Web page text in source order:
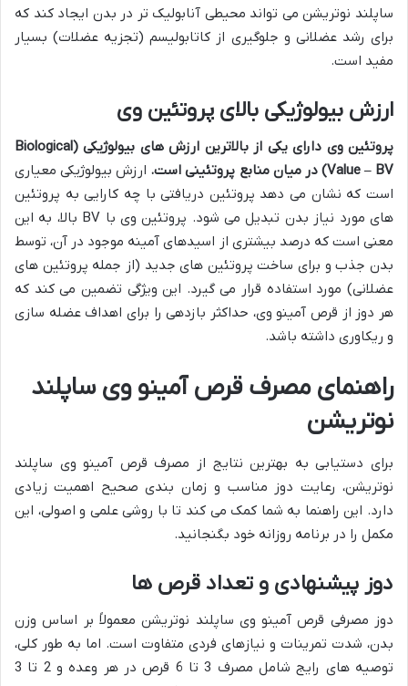
ساپلند نوتریشن می تواند محیطی آنابولیک تر در بدن ایجاد کند که
برای رشد عضلانی و جلوگیری از کاتابولیسم (تجزیه عضلات) بسیار
مفید است.
ارزش بیولوژیکی بالای پروتئین وی
پروتئین وی دارای یکی از بالاترین ارزش های بیولوژیکی (Biological
Value – BV) در میان منابع پروتئینی است.
ارزش بیولوژیکی معیاری
است که نشان می دهد پروتئین دریافتی با چه کارایی به پروتئین
های مورد نیاز بدن تبدیل می شود. پروتئین وی با BV بالا، به این
معنی است که درصد بیشتری از اسیدهای آمینه موجود در آن، توسط
بدن جذب و برای ساخت پروتئین های جدید (از جمله پروتئین های
عضلانی) مورد استفاده قرار می گیرد. این ویژگی تضمین می کند که
هر دوز از قرص آمینو وی، حداکثر بازدهی را برای اهداف عضله سازی
و ریکاوری داشته باشد.
راهنمای مصرف قرص آمینو وی ساپلند
نوتریشن
برای دستیابی به بهترین نتایج از مصرف قرص آمینو وی ساپلند
نوتریشن، رعایت دوز مناسب و زمان بندی صحیح اهمیت زیادی
دارد. این راهنما به شما کمک می کند تا با روشی علمی و اصولی، این
مکمل را در برنامه روزانه خود بگنجانید.
دوز پیشنهادی و تعداد قرص ها
دوز مصرفی قرص آمینو وی ساپلند نوتریشن معمولاً بر اساس وزن
بدن، شدت تمرینات و نیازهای فردی متفاوت است. اما به طور کلی،
توصیه های رایج شامل مصرف 3 تا 6 قرص در هر وعده و 2 تا 3